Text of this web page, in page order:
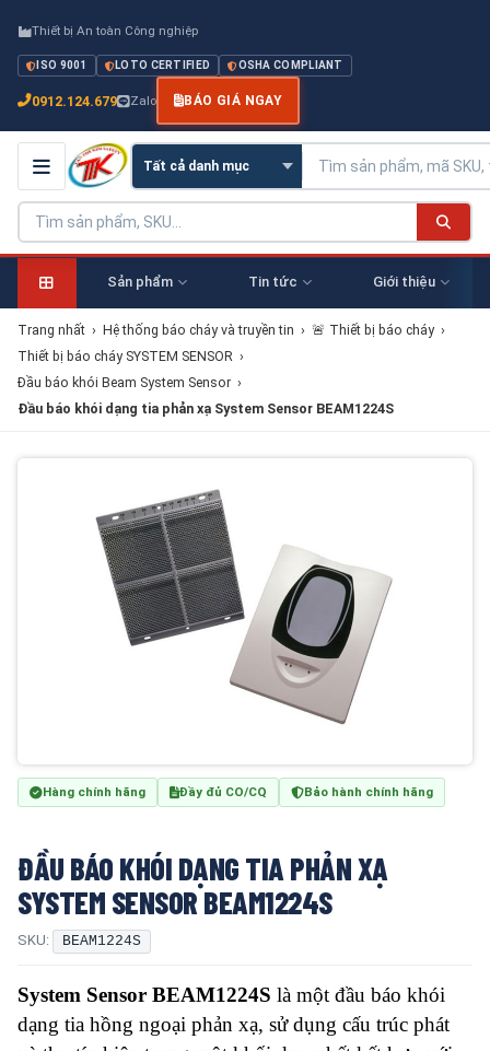
Thiết bị An toàn Công nghiệp
ISO 9001 LOTO CERTIFIED OSHA COMPLIANT
0912.124.679 Zalo BÁO GIÁ NGAY
Sản phẩm Tin tức Giới thiệu
Trang nhất › Hệ thống báo cháy và truyền tin › 🚨 Thiết bị báo cháy ›
Thiết bị báo cháy SYSTEM SENSOR ›
Đầu báo khói Beam System Sensor ›
Đầu báo khói dạng tia phản xạ System Sensor BEAM1224S
Hàng chính hãng Đầy đủ CO/CQ Bảo hành chính hãng
ĐẦU BÁO KHÓI DẠNG TIA PHẢN XẠ
SYSTEM SENSOR BEAM1224S
SKU: BEAM1224S
System Sensor BEAM1224S là một đầu báo khói
dạng tia hồng ngoại phản xạ, sử dụng cấu trúc phát